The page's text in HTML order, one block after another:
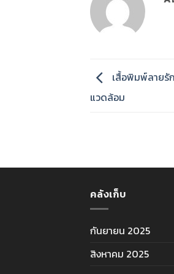
เสื้อพิมพ์ลายรั
แวดล้อม
คลังเก็บ
กันยายน 2025
สิงหาคม 2025